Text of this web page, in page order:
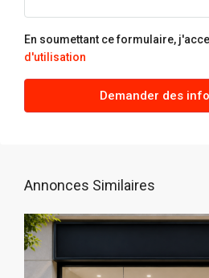
En soumettant ce formulaire,
d'utilisation
Demander des
Annonces Similaires